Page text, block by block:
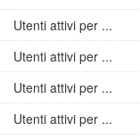
Utenti attivi per ...
Utenti attivi per ...
Utenti attivi per ...
Utenti attivi per ...